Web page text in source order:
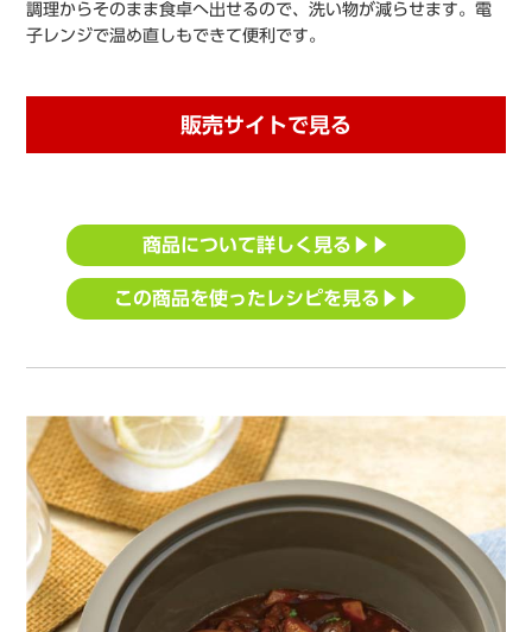
調理からそのまま食卓へ出せるので、洗い物が減らせます。電
子レンジで温め直しもできて便利です。
販売サイトで見る
商品について詳しく見る▶▶
この商品を使ったレシピを見る▶▶